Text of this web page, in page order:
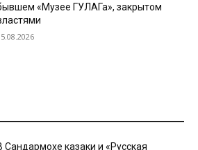
«Музее ГУЛАГа», закрытом
Сандармохе казаки и «Русская